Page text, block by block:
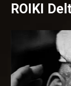
ROIKI